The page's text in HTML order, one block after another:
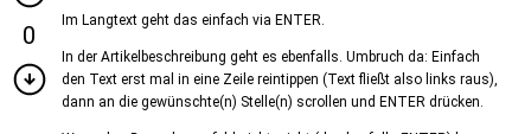
0
Im Langtext geht das einfach via ENTER.
In der Artikelbeschreibung geht es ebenfalls. Umbruch da: Einfach
den Text erst mal in eine Zeile reintippen (Text fließt also links raus),
dann an die gewünschte(n) Stelle(n) scrollen und ENTER drücken.